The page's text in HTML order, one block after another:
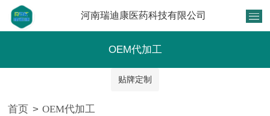
河南瑞迪康医药科技有限公司
OEM代加工
贴牌定制
首页 > OEM代加工